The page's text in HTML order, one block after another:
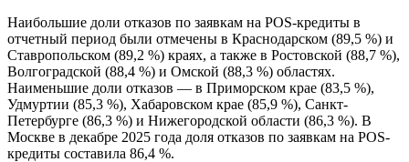
Наибольшие доли отказов по заявкам на POS-кредиты в
отчетный период были отмечены в Краснодарском (89,5 %) и
Ставропольском (89,2 %) краях, а также в Ростовской (88,7 %),
Волгоградской (88,4 %) и Омской (88,3 %) областях.
Наименьшие доли отказов — в Приморском крае (83,5 %),
Удмуртии (85,3 %), Хабаровском крае (85,9 %), Санкт-
Петербурге (86,3 %) и Нижегородской области (86,3 %). В
Москве в декабре 2025 года доля отказов по заявкам на POS-
кредиты составила 86,4 %.